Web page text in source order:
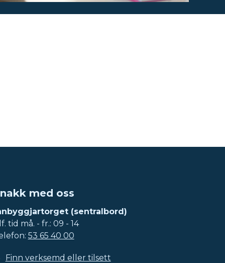
med oss
(sentralbord)
tid må. - fr.: 09 - 14
53 65 40 00
Finn verksemd eller tilsett